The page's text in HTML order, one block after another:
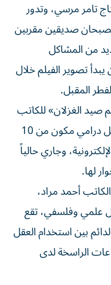
تامر مرسي، وتدور
صديقين مقربين
من المشاكل
تصوير الفيلم خلال
المقبل.
صيد الغزلان» للكاتب
أحمد مراد، تمهيداً لتحويلها إلى مسلسل درامي مكون من 10
وجاري حالياً
لها.
أحمد مراد،
خيال علمي وفلسفي، تقع
بين استخدام العقل
الراسخة لدى